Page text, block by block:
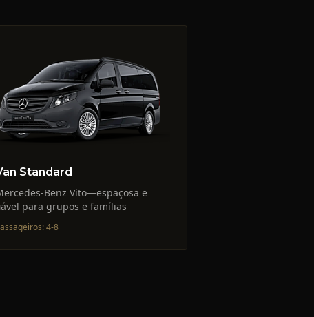
Standard
Benz Vito—espaçosa e
para grupos e famílias
:4-8